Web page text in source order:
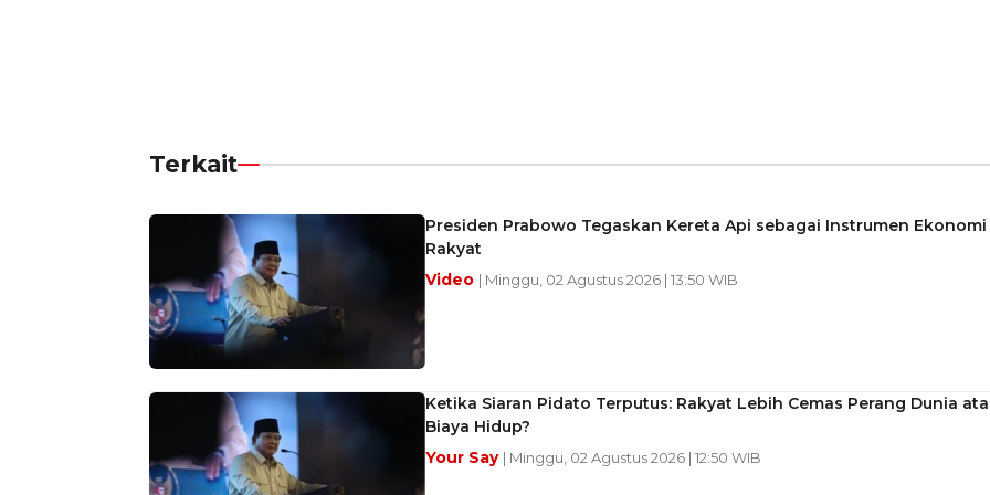
Terkait
Presiden Prabowo Tegaskan Kereta Api sebagai Instrumen Ekonomi
Rakyat
Video | Minggu, 02 Agustus 2026 | 13:50 WIB
Ketika Siaran Pidato Terputus: Rakyat Lebih Cemas Perang Dunia
Biaya Hidup?
Your Say | Minggu, 02 Agustus 2026 | 12:50 WIB